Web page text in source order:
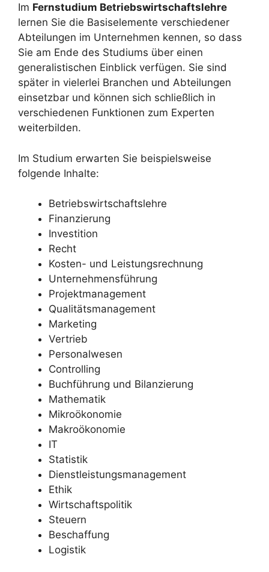
Im Fernstudium Betriebswirtschaftslehre
lernen Sie die Basiselemente verschiedener
Abteilungen im Unternehmen kennen, so dass
Sie am Ende des Studiums über einen
generalistischen Einblick verfügen. Sie sind
später in vielerlei Branchen und Abteilungen
einsetzbar und können sich schließlich in
verschiedenen Funktionen zum Experten
weiterbilden.
Im Studium erwarten Sie beispielsweise
folgende Inhalte:
Betriebswirtschaftslehre
Finanzierung
Investition
Recht
Kosten- und Leistungsrechnung
Unternehmensführung
Projektmanagement
Qualitätsmanagement
Marketing
Vertrieb
Personalwesen
Controlling
Buchführung und Bilanzierung
Mathematik
Mikroökonomie
Makroökonomie
IT
Statistik
Dienstleistungsmanagement
Ethik
Wirtschaftspolitik
Steuern
Beschaffung
Logistik